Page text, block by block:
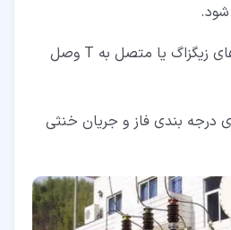
به صورت ترانسفورماتورهای زیگزاگ یا متصل به T وصل
درجه بندی فاز و جریان خنثی